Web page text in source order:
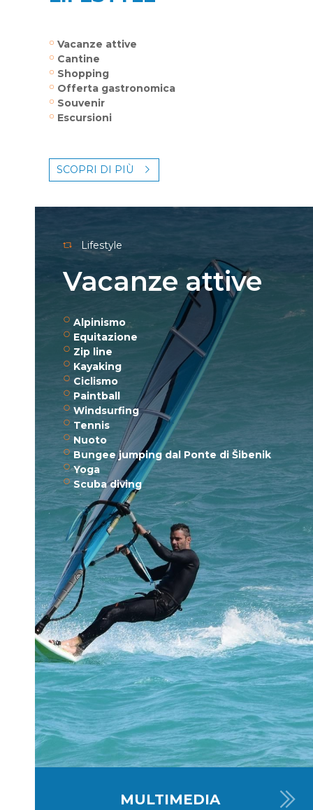
Vacanze attive
Cantine
Shopping
Offerta gastronomica
Souvenir
Escursioni
SCOPRI DI PIÙ
Lifestyle
Vacanze attive
Alpinismo
Equitazione
Zip line
Kayaking
Ciclismo
Paintball
Windsurfing
Tennis
Nuoto
Bungee jumping dal Ponte di Šibenik
Yoga
Scuba diving
MULTIMEDIA